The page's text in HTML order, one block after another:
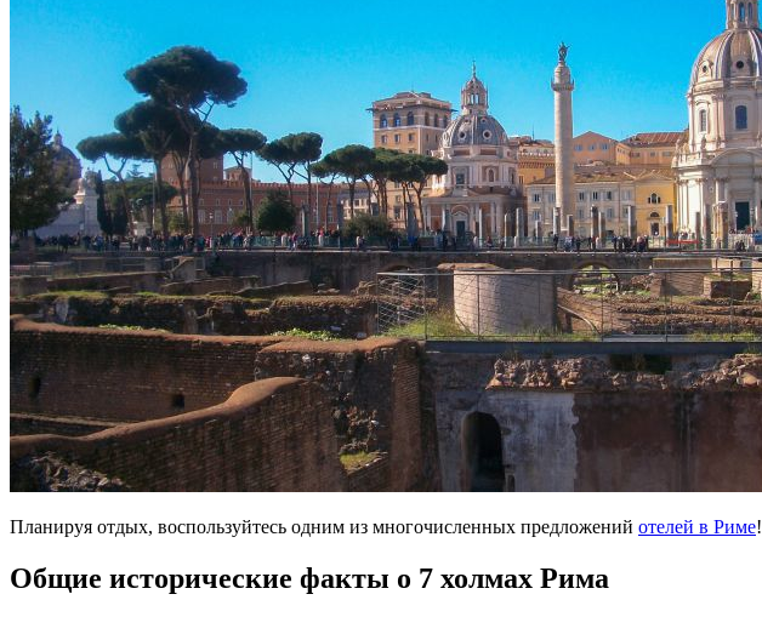
Планируя отдых, воспользуйтесь одним из многочисленных предложений отелей в Риме!
Общие исторические факты о 7 холмах Рима